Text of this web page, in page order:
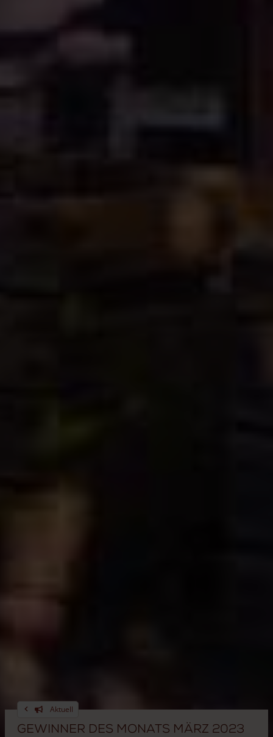
Aktuell
Gewinner des Monats März 2023